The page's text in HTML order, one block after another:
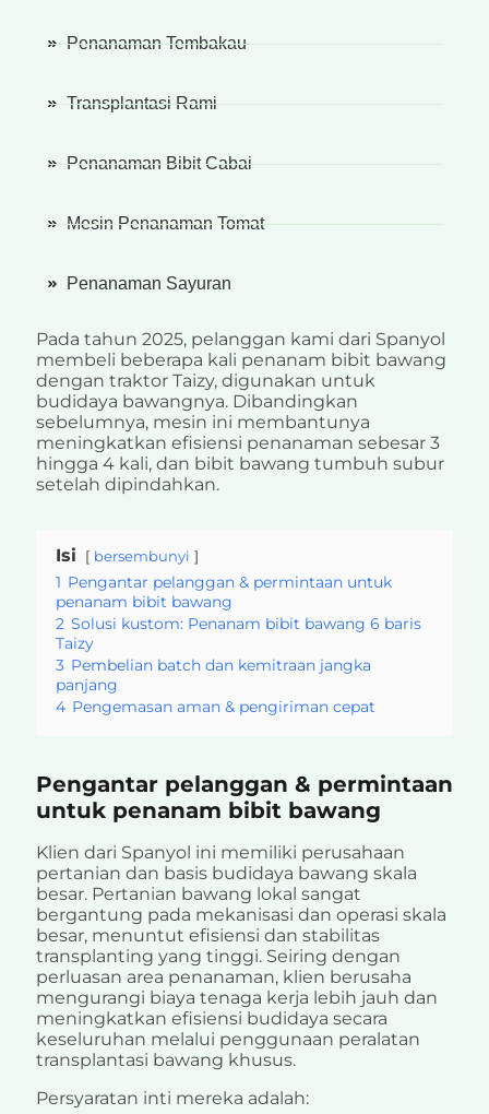
Penanaman Tembakau
Transplantasi Rami
Penanaman Bibit Cabai
Mesin Penanaman Tomat
Penanaman Sayuran
Pada tahun 2025, pelanggan kami dari Spanyol
membeli beberapa kali penanam bibit bawang
dengan traktor Taizy, digunakan untuk
budidaya bawangnya. Dibandingkan
sebelumnya, mesin ini membantunya
meningkatkan efisiensi penanaman sebesar 3
hingga 4 kali, dan bibit bawang tumbuh subur
setelah dipindahkan.
Isi bersembunyi
1 Pengantar pelanggan & permintaan untuk
penanam bibit bawang
2 Solusi kustom: Penanam bibit bawang 6 baris
Taizy
3 Pembelian batch dan kemitraan jangka
panjang
4 Pengemasan aman & pengiriman cepat
Pengantar pelanggan & permintaan
untuk penanam bibit bawang
Klien dari Spanyol ini memiliki perusahaan
pertanian dan basis budidaya bawang skala
besar. Pertanian bawang lokal sangat
bergantung pada mekanisasi dan operasi skala
besar, menuntut efisiensi dan stabilitas
transplanting yang tinggi. Seiring dengan
perluasan area penanaman, klien berusaha
mengurangi biaya tenaga kerja lebih jauh dan
meningkatkan efisiensi budidaya secara
keseluruhan melalui penggunaan peralatan
transplantasi bawang khusus.
Persyaratan inti mereka adalah: